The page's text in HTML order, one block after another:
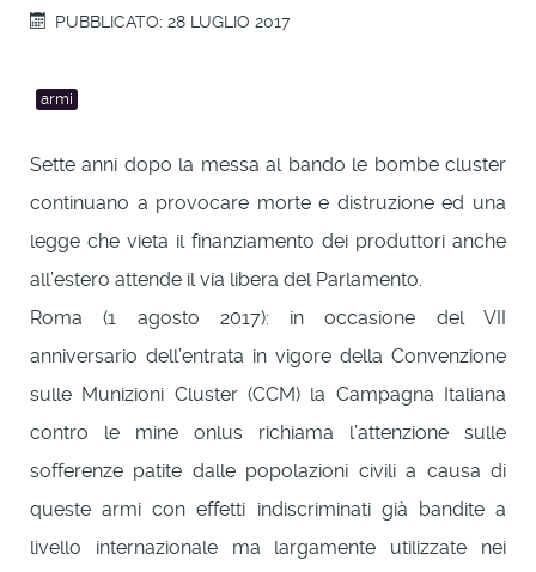
PUBBLICATO: 28 LUGLIO 2017
armi
Sette anni dopo la messa al bando le bombe cluster
continuano a provocare morte e distruzione ed una
legge che vieta il finanziamento dei produttori anche
all’estero attende il via libera del Parlamento.
Roma (1 agosto 2017): in occasione del VII
anniversario dell’entrata in vigore della Convenzione
sulle Munizioni Cluster (CCM) la Campagna Italiana
contro le mine onlus richiama l’attenzione sulle
sofferenze patite dalle popolazioni civili a causa di
queste armi con effetti indiscriminati già bandite a
livello internazionale ma largamente utilizzate nei